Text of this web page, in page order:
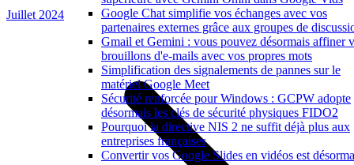
Google Chat simplifie vos échanges avec vos
partenaires externes grâce aux groupes de
Gmail et Gemini : vous pouvez désormais affiner
brouillons d'e-mails avec vos propres mots
Simplification des signalements de pannes sur le
matériel Google Meet
Sécurité renforcée pour Windows : GCPW adopte
désormais les clés de sécurité physiques FIDO2
Pourquoi la directive NIS 2 ne suffit déjà plus aux
entreprises françaises
Convertir vos Google Slides en vidéos est
Juillet 2024